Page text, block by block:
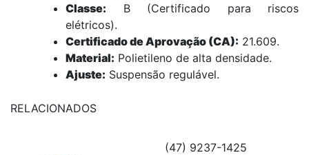
Classe: B (Certificado para riscos
elétricos).
Certificado de Aprovação (CA): 21.609.
Material: Polietileno de alta densidade.
Ajuste: Suspensão regulável.
RELACIONADOS
(47) 9237-1425